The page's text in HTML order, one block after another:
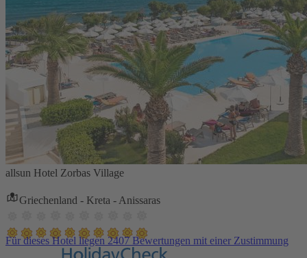
allsun Hotel Zorbas Village
Griechenland - Kreta - Anissaras
Für dieses Hotel liegen 2407 Bewertungen mit einer Zustimmung